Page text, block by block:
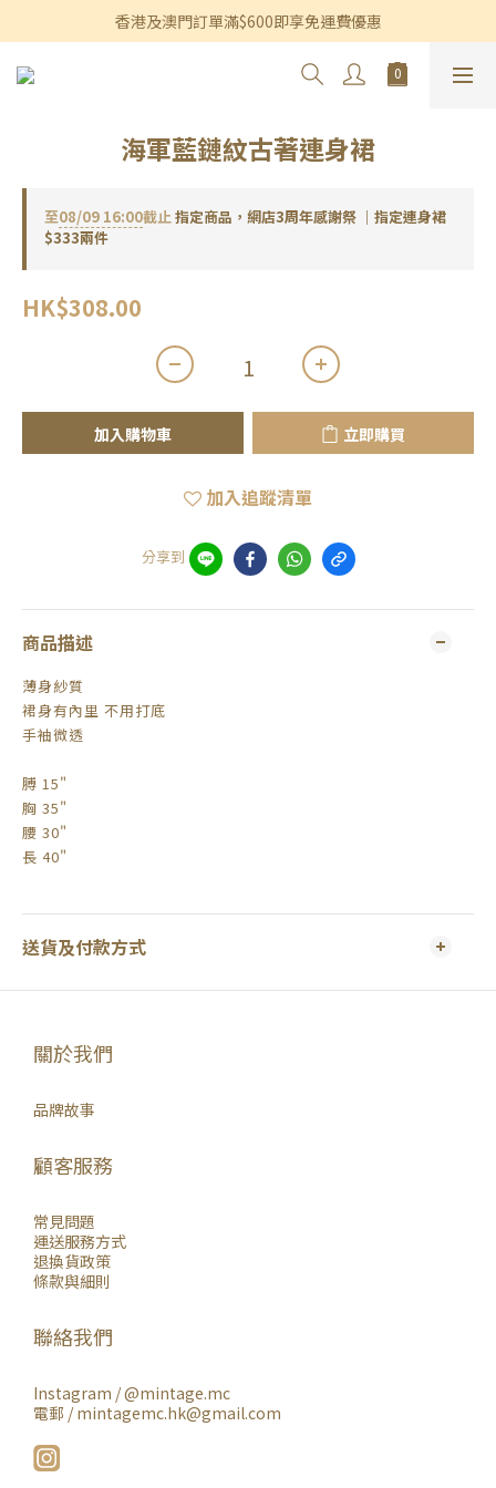
香港及澳門訂單滿$600即享免運費優惠
香港及澳門訂單滿$600即享免運費優惠
3個月內買滿$1,200可享永久九折優惠
海軍藍鏈紋古著連身裙
至08/09 16:00截止指定商品，網店3周年感謝祭 ｜指定連身裙
$333兩件
HK$308.00
加入購物車 立即購買
加入追蹤清單
分享到
商品描述
薄身紗質
裙身有內里 不用打底
手袖微透
膊 15"
胸 35"
腰 30"
長 40"
送貨及付款方式
關於我們
品牌故事
顧客服務
常見問題
運送服務方式
退換貨政策
條款與細則
聯絡我們
Instagram /@mintage.mc
電郵 / mintagemc.hk@gmail.com